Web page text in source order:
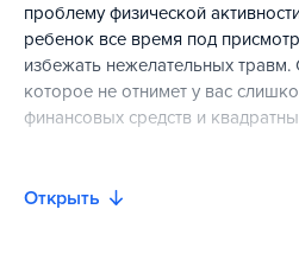
проблему физической
ребенок все время под
избежать нежелательных
которое не отнимет у вас
финансовых средств и
Открыть